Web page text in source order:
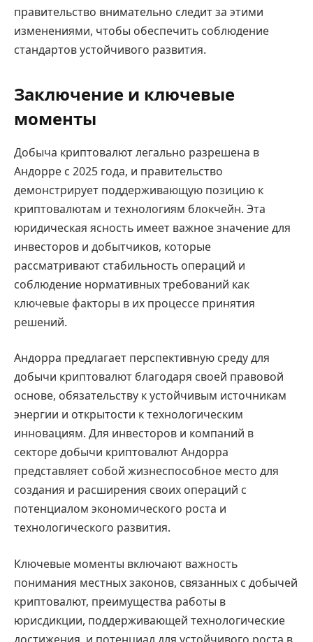
правительство внимательно следит за этими
изменениями, чтобы обеспечить соблюдение
стандартов устойчивого развития.
Заключение и ключевые
моменты
Добыча криптовалют легально разрешена в
Андорре с 2025 года, и правительство
демонстрирует поддерживающую позицию к
криптовалютам и технологиям блокчейн. Эта
юридическая ясность имеет важное значение для
инвесторов и добытчиков, которые
рассматривают стабильность операций и
соблюдение нормативных требований как
ключевые факторы в их процессе принятия
решений.
Андорра предлагает перспективную среду для
добычи криптовалют благодаря своей правовой
основе, обязательству к устойчивым источникам
энергии и открытости к технологическим
инновациям. Для инвесторов и компаний в
секторе добычи криптовалют Андорра
представляет собой жизнеспособное место для
создания и расширения своих операций с
потенциалом экономического роста и
технологического развития.
Ключевые моменты включают важность
понимания местных законов, связанных с добычей
криптовалют, преимущества работы в
юрисдикции, поддерживающей технологические